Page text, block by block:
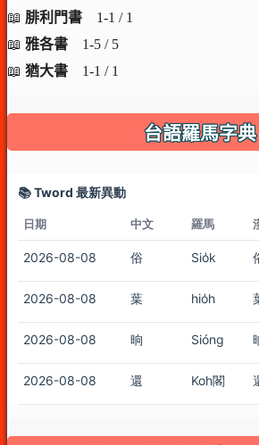
📖 腓利門書 1-1 / 1
📖 雅各書 1-5 / 5
📖 猶大書 1-1 / 1
台語羅馬字典